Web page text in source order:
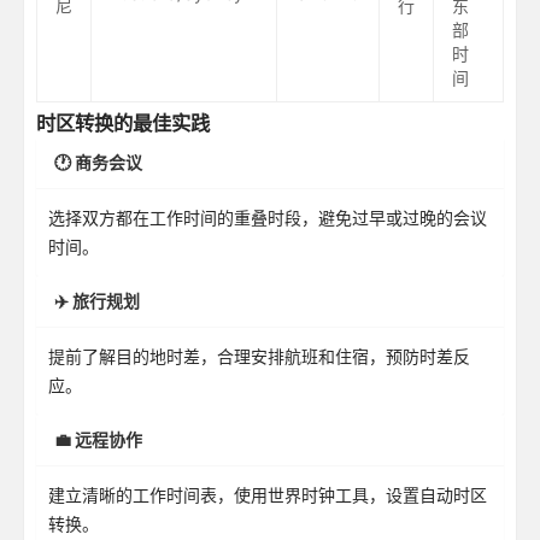
尼 行
东
部
时
间
时区转换的最佳实践
🕐 商务会议
选择双方都在工作时间的重叠时段，避免过早或过晚的会议
时间。
✈️ 旅行规划
提前了解目的地时差，合理安排航班和住宿，预防时差反
应。
💼 远程协作
建立清晰的工作时间表，使用世界时钟工具，设置自动时区
转换。